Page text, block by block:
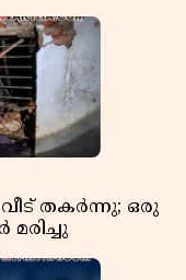
തകർന്നു; ഒരു